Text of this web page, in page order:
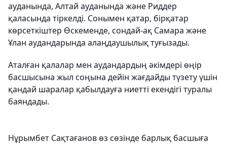
ауданында, Алтай ауданында және Риддер
қаласында тіркелді. Сонымен қатар, бірқатар
көрсеткіштер Өскеменде, сондай-ақ Самара және
Ұлан аудандарында алаңдаушылық туғызады.
Аталған қалалар мен аудандардың әкімдері өңір
басшысына жыл соңына дейін жағдайды түзету үшін
қандай шаралар қабылдауға ниетті екендігі туралы
баяндады.
Нұрымбет Сақтағанов өз сөзінде барлық басшыға